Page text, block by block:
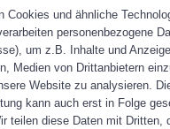
- Bildungs- und
zu Smartphone,
und Männer 55-plus.
unter: 03142 930 30
Cookies und ähnliche
personenbezogene
um z.B. Inhalte und
Medien von Drittanbietern
Website zu analysieren.
kann auch erst in Folge
teilen diese Daten mit Dritten,